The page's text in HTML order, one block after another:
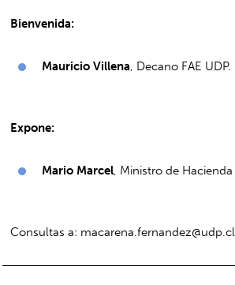
Bienvenida:
Mauricio Villena , Decano FAE UDP.
Expone:
Mario Marcel , Ministro de Hacienda
Consultas a: macarena.fernandez@udp.cl